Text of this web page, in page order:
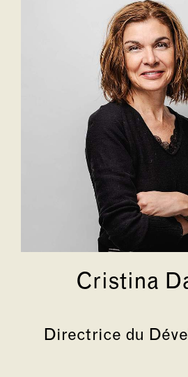
Cristina
Directrice du